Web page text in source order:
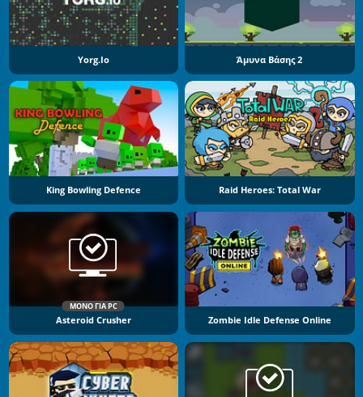
Yorg.io Άμυνα Βάσης 2
King Bowling Defence Raid Heroes: Total War
ΜΌΝΟ ΓΙΑ PC
Asteroid Crusher Zombie Idle Defense Online